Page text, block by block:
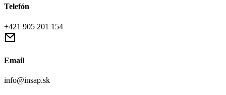
Telefón
+421 905 201 154
Email
info@insap.sk